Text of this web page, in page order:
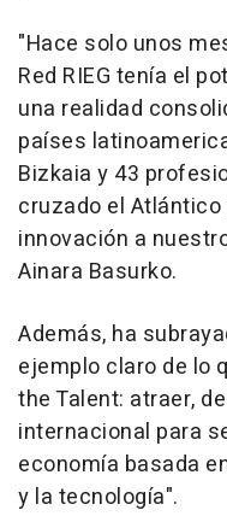
"Hace solo unos
Red RIEG tenía el
una realidad
países
Bizkaia y 43
cruzado el
innovación a
Ainara Basurko.
Además, ha
ejemplo claro de lo
the Talent: atraer,
internacional para
economía basada
y la tecnología".